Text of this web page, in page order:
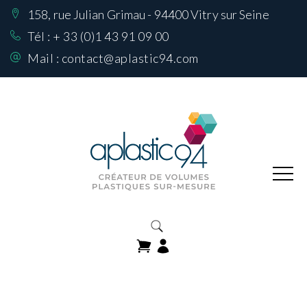
Nos Réalisations
sur mesure
Produits
Comment choisir
sa matière
Contactez-nous
158, rue Julian Grimau - 94400 Vitry sur Seine
Tél : + 33 (0)1 43 91 09 00
Mail : contact@aplastic94.com